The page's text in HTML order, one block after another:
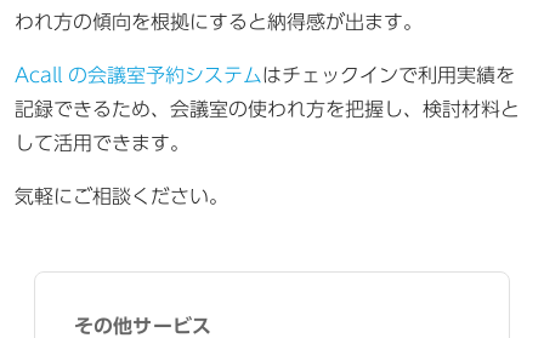
われ方の傾向を根拠にすると納得感が出ます。
Acall の会議室予約システムはチェックインで利用実績を
記録できるため、会議室の使われ方を把握し、検討材料と
して活用できます。
気軽にご相談ください。
その他サービス